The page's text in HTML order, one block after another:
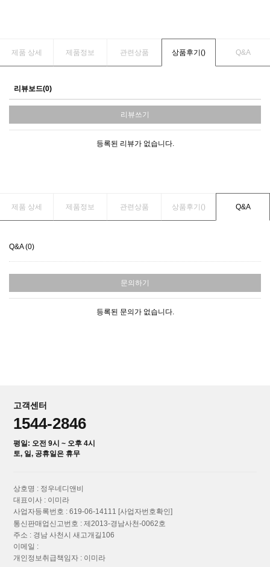
제품 상세 제품정보 관련상품 상품후기() Q&A
리뷰보드(0)
리뷰쓰기
등록된 리뷰가 없습니다.
제품 상세 제품정보 관련상품 상품후기() Q&A
Q&A (0)
문의하기
등록된 문의가 없습니다.
고객센터
1544-2846
평일: 오전 9시 ~ 오후 4시
토, 일, 공휴일은 휴무
상호명 : 정우네디앤비
대표이사 : 이미라
사업자등록번호 : 619-06-14111 [사업자번호확인]
통신판매업신고번호 : 제2013-경남사천-0062호
주소 : 경남 사천시 새고개길106
이메일 :
개인정보취급책임자 : 이미라